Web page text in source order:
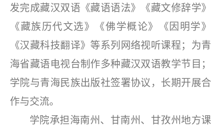
发完成藏汉双语《藏语语法》《藏文修辞学》
《藏族历代文选》《佛学概论》《因明学》
《汉藏科技翻译》等系列网络视听课程；为青
海省藏语电视台制作多种藏汉双语教学节目；
学院与青海民族出版社签署协议，长期开展合
作与交流。
学院承担海南州、甘南州、甘孜州地方课